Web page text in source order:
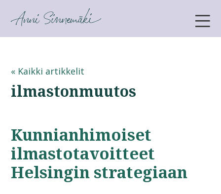
ANNI SINNEMÄKI
« Kaikki artikkelit
ilmastonmuutos
Kunnianhimoiset
ilmastotavoitteet
Helsingin strategiaan